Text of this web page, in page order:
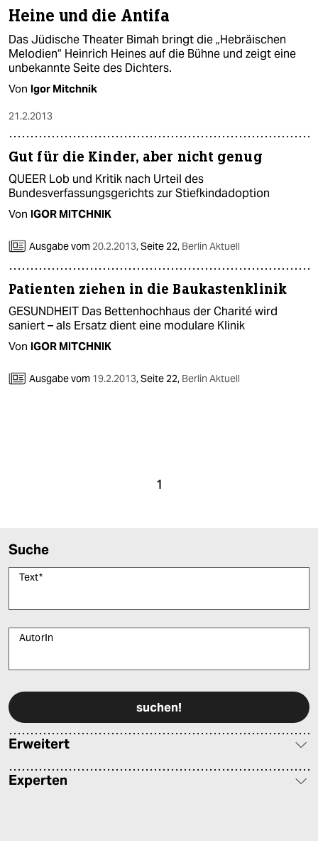
Heine und die Antifa
Das Jüdische Theater Bimah bringt die „Hebräischen
Melodien“ Heinrich Heines auf die Bühne und zeigt eine
unbekannte Seite des Dichters.
Von Igor Mitchnik
21.2.2013
Gut für die Kinder, aber nicht genug
QUEER Lob und Kritik nach Urteil des
Bundesverfassungsgerichts zur Stiefkindadoption
Von IGOR MITCHNIK
Ausgabe vom 20.2.2013,Seite 22, Berlin Aktuell
Patienten ziehen in die Baukastenklinik
GESUNDHEIT Das Bettenhochhaus der Charité wird
saniert – als Ersatz dient eine modulare Klinik
Von IGOR MITCHNIK
Ausgabe vom 19.2.2013,Seite 22, Berlin Aktuell
1
Suche
Text*
AutorIn
Erweitert
Experten